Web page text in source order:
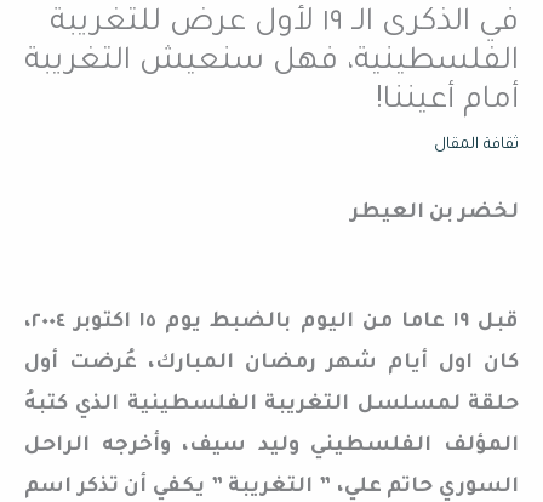
في الذكرى الـ ١٩ لأول عرض للتغريبة
الفلسطينية، فهل سنعيش التغريبة
أمام أعيننا!
ثقافة المقال
لخضر بن العيطر
قبل ١٩ عاما من اليوم بالضبط يوم ١٥ اكتوبر ٢٠٠٤،
كان اول أيام شهر رمضان المبارك، عُرضت أول
حلقة لمسلسل التغريبة الفلسطينية الذي كتبهُ
المؤلف الفلسطيني وليد سيف، وأخرجه الراحل
السوري حاتم علي، ” التغريبة ” يكفي أن تذكر اسم